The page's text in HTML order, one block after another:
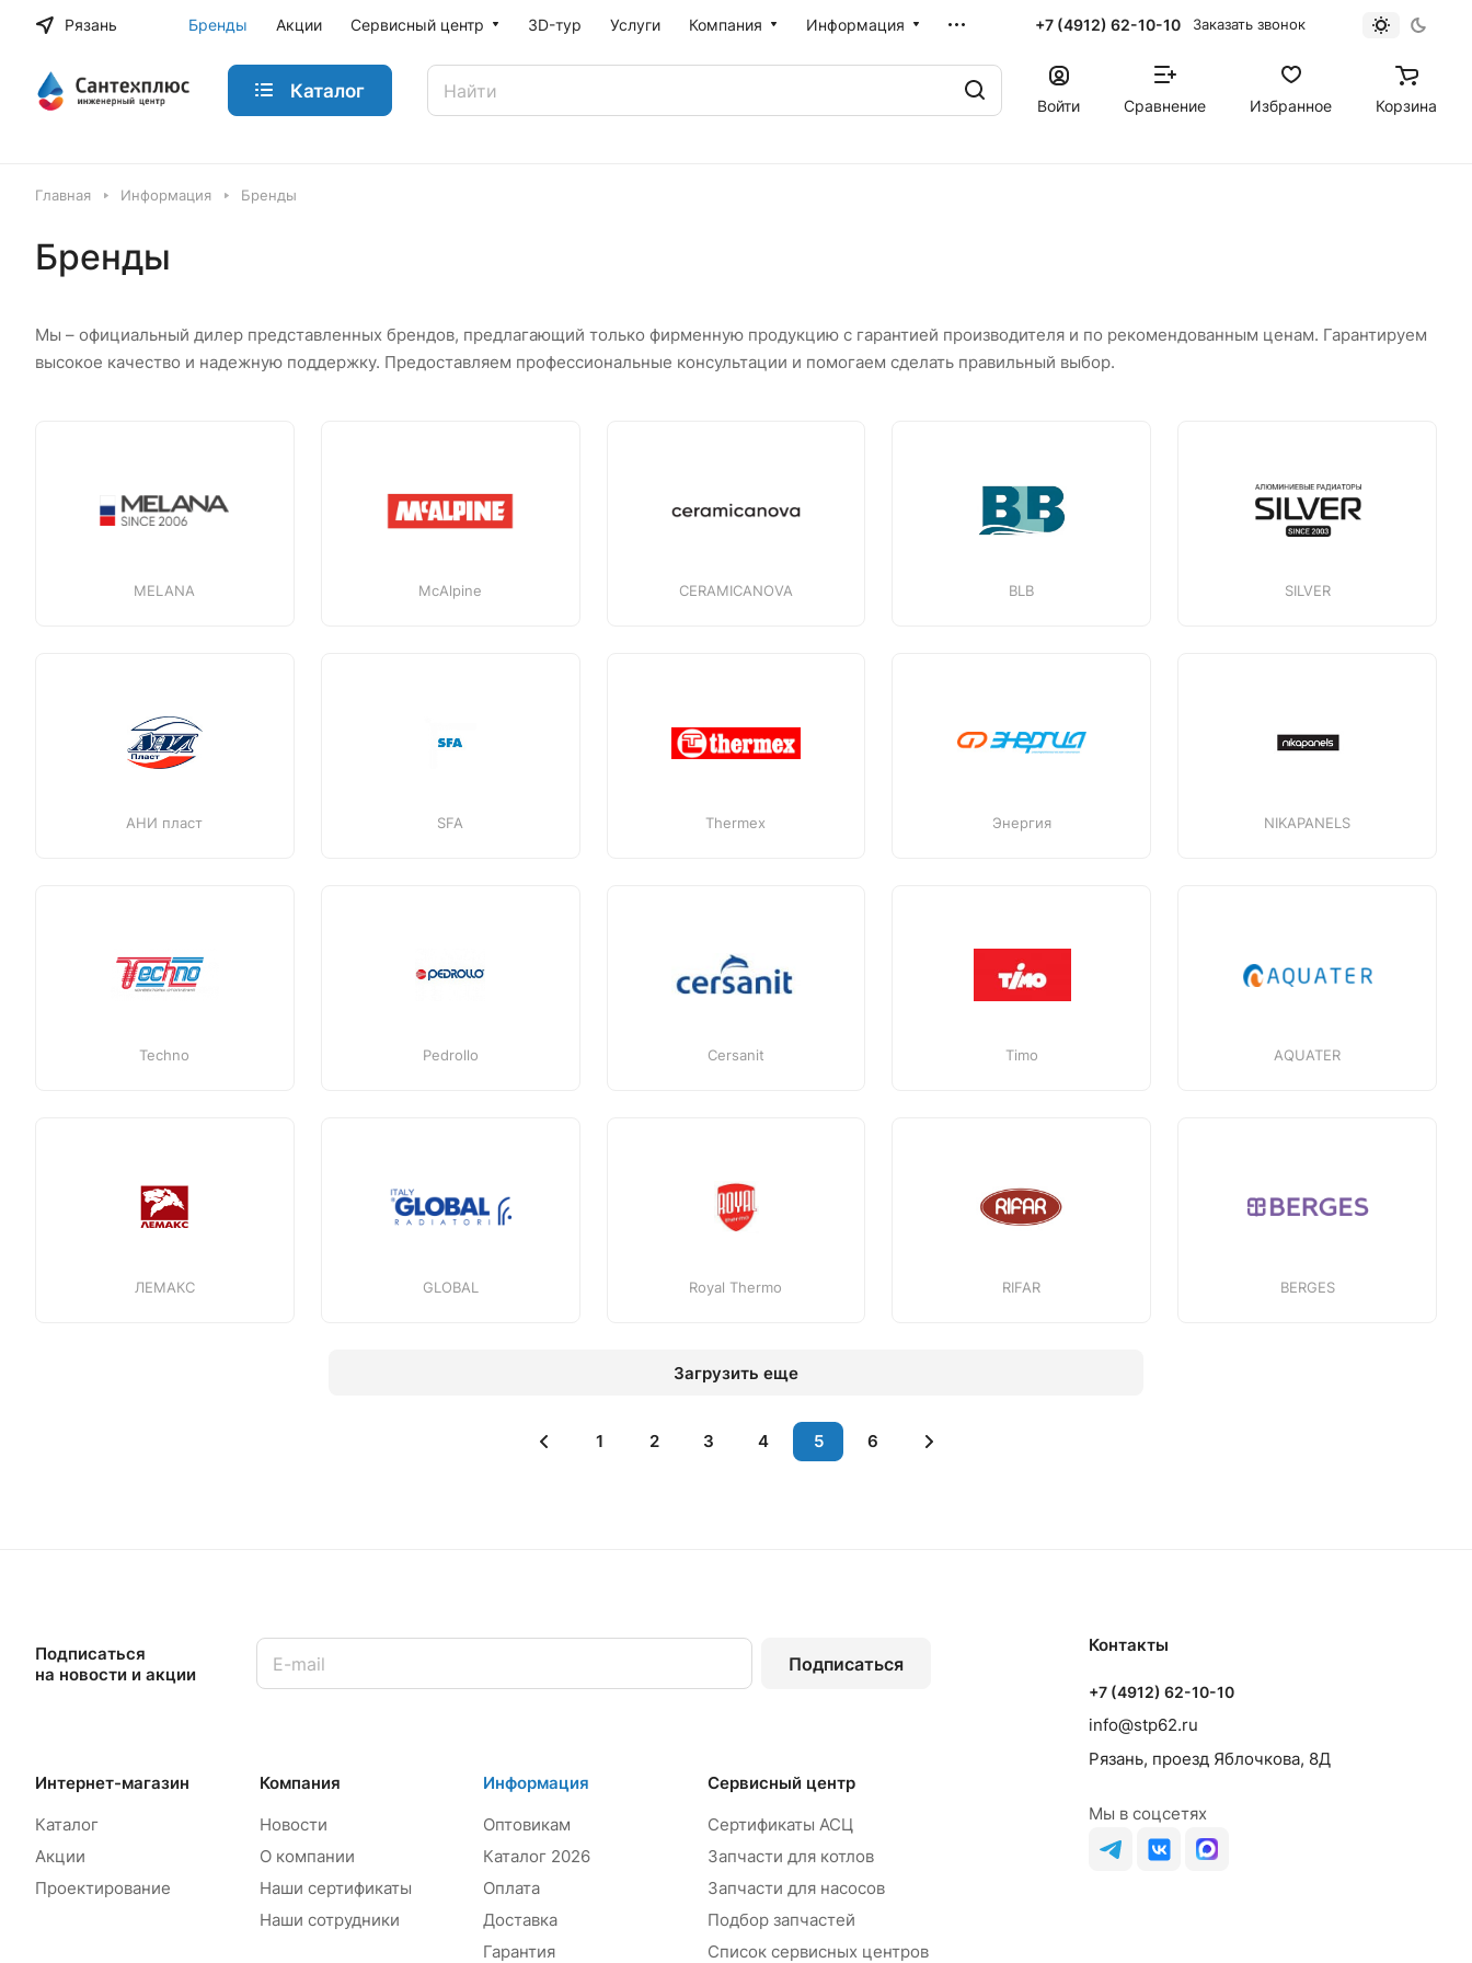
Рязань Бренды Акции Сервисный центр 3D-тур Услуги Компания Информация +7 (4912) 62-10-10 Заказать звонок
Каталог
Войти Сравнение Избранное Корзина
Главная Информация Бренды
Бренды
Мы – официальный дилер представленных брендов, предлагающий только фирменную продукцию с гарантией производителя и по рекомендованным ценам. Гарантируем
высокое качество и надежную поддержку. Предоставляем профессиональные консультации и помогаем сделать правильный выбор.
MELANA McAlpine CERAMICANOVA BLB SILVER
АНИ пласт SFA Thermex Энергия NIKAPANELS
Techno Pedrollo Cersanit Timo AQUATER
ЛЕМАКС GLOBAL Royal Thermo RIFAR BERGES
Загрузить еще
1 2 3 4 5 6
Подписаться
на новости и акции
Подписаться
Интернет-магазин
Каталог
Акции
Проектирование
Компания
Новости
О компании
Наши сертификаты
Наши сотрудники
Информация
Оптовикам
Каталог 2026
Оплата
Доставка
Гарантия
Сервисный центр
Сертификаты АСЦ
Запчасти для котлов
Запчасти для насосов
Подбор запчастей
Список сервисных центров
Контакты
+7 (4912) 62-10-10
info@stp62.ru
Рязань, проезд Яблочкова, 8Д
Мы в соцсетях